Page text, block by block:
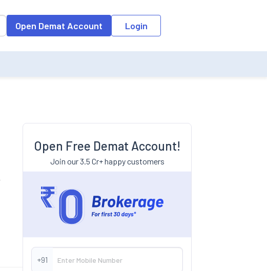
Open Demat Account Login
Open Free Demat Account!
Join our 3.5 Cr+ happy customers
+91